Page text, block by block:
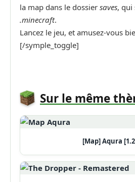
la map dans le dossier saves, qui
.minecraft.
Lancez le jeu, et amusez-vous
[/symple_toggle]
Sur le même
[Map] Aqura